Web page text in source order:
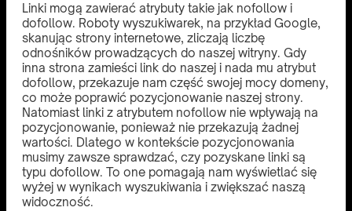
Linki mogą zawierać atrybuty takie jak nofollow i
dofollow. Roboty wyszukiwarek, na przykład Google,
skanując strony internetowe, zliczają liczbę
odnośników prowadzących do naszej witryny. Gdy
inna strona zamieści link do naszej i nada mu atrybut
dofollow, przekazuje nam część swojej mocy domeny,
co może poprawić pozycjonowanie naszej strony.
Natomiast linki z atrybutem nofollow nie wpływają na
pozycjonowanie, ponieważ nie przekazują żadnej
wartości. Dlatego w kontekście pozycjonowania
musimy zawsze sprawdzać, czy pozyskane linki są
typu dofollow. To one pomagają nam wyświetlać się
wyżej w wynikach wyszukiwania i zwiększać naszą
widoczność.